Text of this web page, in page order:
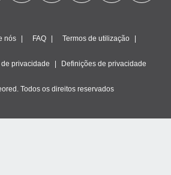
nós FAQ Termos de utilização
de privacidade Definições de privacidade
Todos os direitos reservados